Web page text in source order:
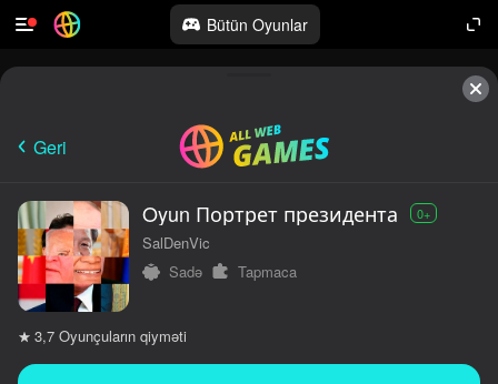
Bütün Oyunlar
Geri
Oyun Портрет президента 0+
SalDenVic
Sadə
Tapmaca
3,7 Oyunçuların qiyməti